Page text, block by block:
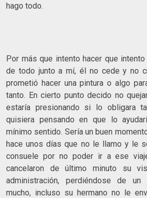
hago todo.
Por más que intento hacer que
de todo junto a mí, él no cede y no
prometió hacer una pintura o algo
tanto. En cierto punto decido no
estaría presionando si lo obligara
quisiera pensando en que lo
mínimo sentido. Sería un buen
hace unos días que no le llamo y le
consuele por no poder ir a ese
cancelaron de último minuto su
administración, perdiéndose de un
mucho, incluso su hermano no le